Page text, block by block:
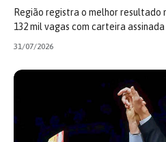
Região registra o melhor resultado
132 mil vagas com carteira
31/07/2026